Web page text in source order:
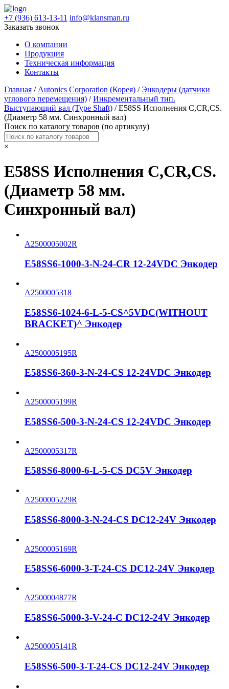
+7 (936) 613-13-11 info@klansman.ru
Заказать звонок
О компании
Продукция
Техническая информация
Контакты
Главная / Autonics Corporation (Корея) /Энкодеры (датчики
углового перемещения) /Инкрементальный тип.
Выступающий вал (Type Shaft) / E58SS Исполнения C,CR,CS.
(Диаметр 58 мм. Синхронный вал)
Поиск по каталогу товаров (по артикулу)
×
E58SS Исполнения C,CR,CS.
(Диаметр 58 мм.
Синхронный вал)
A2500005002R
E58SS6-1000-3-N-24-CR 12-24VDC Энкодер
A2500005318
E58SS6-1024-6-L-5-CS^5VDC(WITHOUT
BRACKET)^ Энкодер
A2500005195R
E58SS6-360-3-N-24-CS 12-24VDC Энкодер
A2500005199R
E58SS6-500-3-N-24-CS 12-24VDC Энкодер
A2500005317R
E58SS6-8000-6-L-5-CS DC5V Энкодер
A2500005229R
E58SS6-8000-3-N-24-CS DC12-24V Энкодер
A2500005169R
E58SS6-6000-3-T-24-CS DC12-24V Энкодер
A2500004877R
E58SS6-5000-3-V-24-C DC12-24V Энкодер
A2500005141R
E58SS6-500-3-T-24-CS DC12-24V Энкодер